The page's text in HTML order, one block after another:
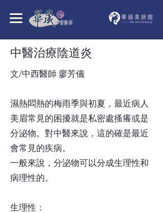
中醫治療陰道炎
文/中西醫師 廖芳儀
濕熱悶熱的梅雨季與初夏，最近病人
美眉常見的困擾就是私密處搔癢或是
分泌物。對中醫來說，這的確是最近
會常見的疾病。
一般來說，分泌物可以分成生理性和
病理性的。
生理性：